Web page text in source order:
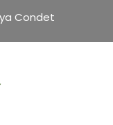
Condet